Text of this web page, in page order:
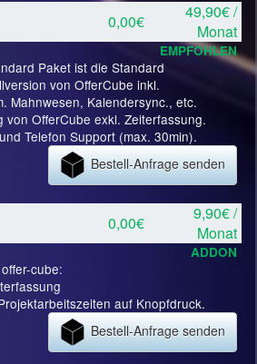
0,00€
49,90€ /
Monat
EMPFOHLEN
Paket ist die Standard
von OfferCube inkl.
Mahnwesen, Kalendersync., etc.
von OfferCube exkl. Zeiterfassung.
Telefon Support (max. 30min).
Bestell-Anfrage senden
0,00€
9,90€ /
Monat
ADDON
cube:
auf Knopfdruck.
Bestell-Anfrage senden